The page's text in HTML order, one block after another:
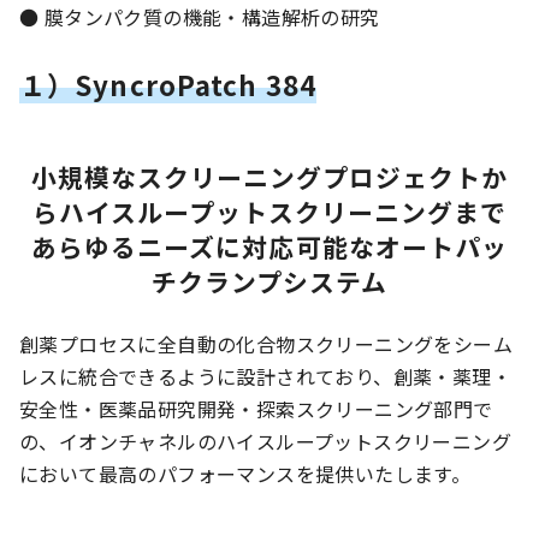
● 膜タンパク質の機能・構造解析の研究
１）SyncroPatch 384
小規模なスクリーニングプロジェクトか
らハイスループットスクリーニングまで
あらゆるニーズに対応可能なオートパッ
チクランプシステム
創薬プロセスに全自動の化合物スクリーニングをシーム
レスに統合できるように設計されており、創薬・薬理・
安全性・医薬品研究開発・探索スクリーニング部門で
の、イオンチャネルのハイスループットスクリーニング
において最高のパフォーマンスを提供いたします。